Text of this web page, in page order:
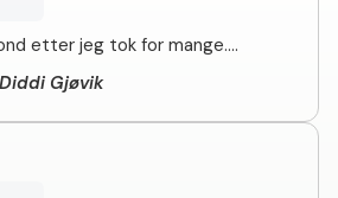
etter jeg tok for mange....
Gjøvik